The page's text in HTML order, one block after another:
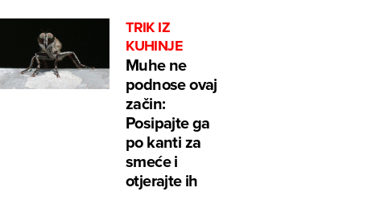
TRIK IZ
KUHINJE
Muhe ne
podnose ovaj
začin:
Posipajte ga
po kanti za
smeće i
otjerajte ih